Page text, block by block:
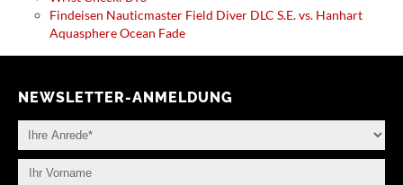
Findeisen Nauticmaster Field Diver DLC S.E. vs. Hanhart
Aquasphere Ocean Fade
NEWSLETTER-ANMELDUNG